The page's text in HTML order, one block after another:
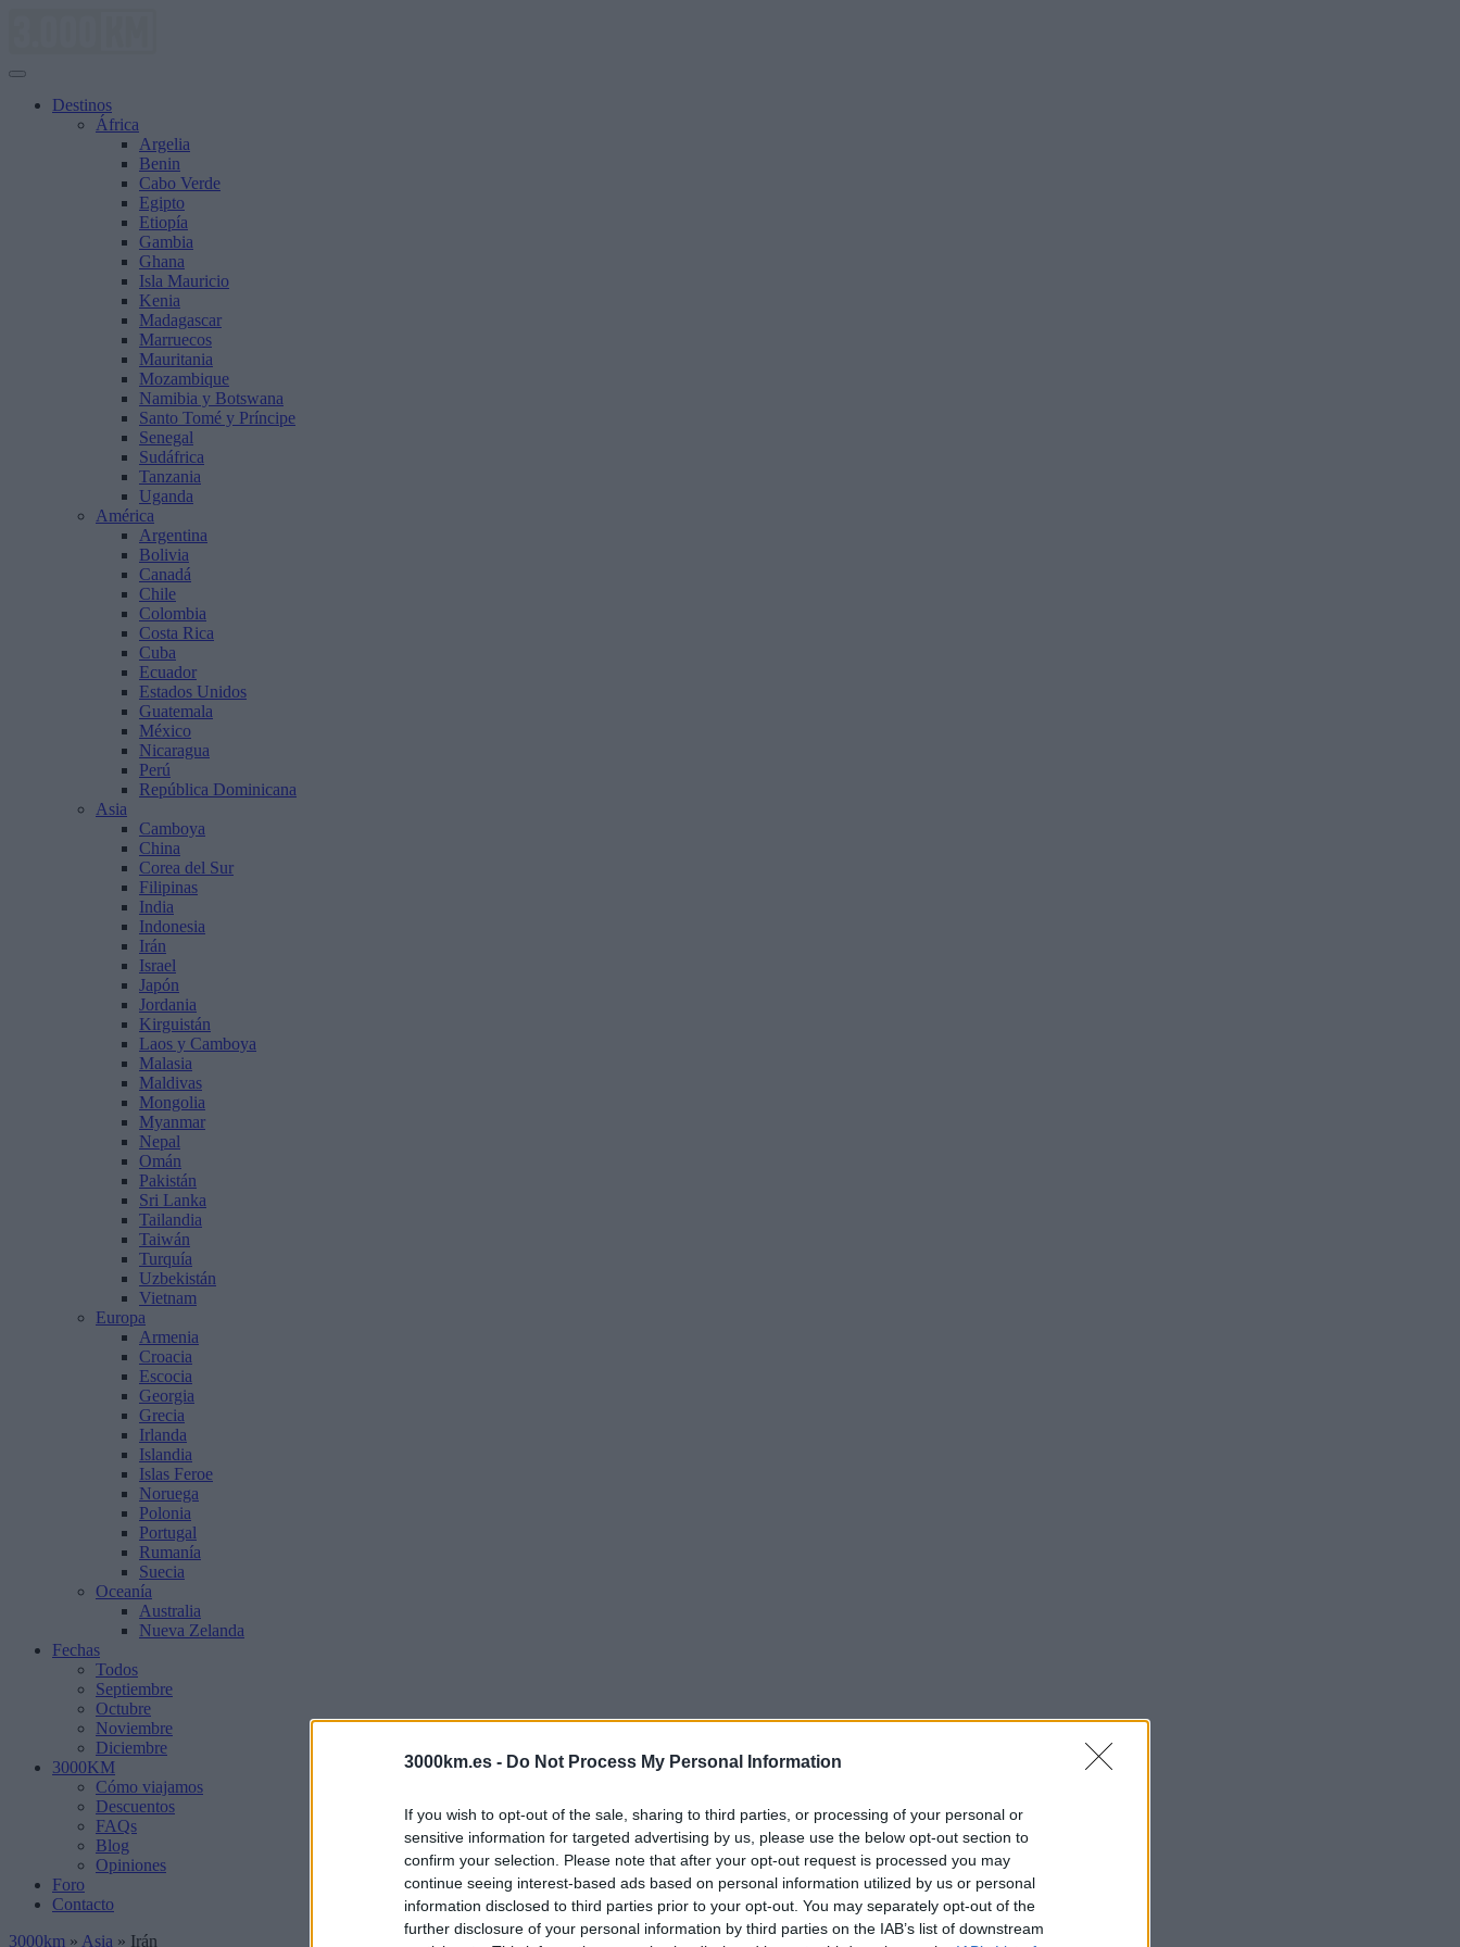
3000km.es - Do Not Process My Personal Information
If you wish to opt-out of the sale, sharing to third parties, or processing of your personal or
sensitive information for targeted advertising by us, please use the below opt-out section to
confirm your selection. Please note that after your opt-out request is processed you may
continue seeing interest-based ads based on personal information utilized by us or personal
information disclosed to third parties prior to your opt-out. You may separately opt-out of the
further disclosure of your personal information by third parties on the IAB’s list of downstream
Destinos
África
Argelia
Benin
Cabo Verde
Egipto
Etiopía
Gambia
Ghana
Isla Mauricio
Kenia
Madagascar
Marruecos
Mauritania
Mozambique
Namibia y Botswana
Santo Tomé y Príncipe
Senegal
Sudáfrica
Tanzania
Uganda
América
Argentina
Bolivia
Canadá
Chile
Colombia
Costa Rica
Cuba
Ecuador
Estados Unidos
Guatemala
México
Nicaragua
Perú
República Dominicana
Asia
Camboya
China
Corea del Sur
Filipinas
India
Indonesia
Irán
Israel
Japón
Jordania
Kirguistán
Laos y Camboya
Malasia
Maldivas
Mongolia
Myanmar
Nepal
Omán
Pakistán
Sri Lanka
Tailandia
Taiwán
Turquía
Uzbekistán
Vietnam
Europa
Armenia
Croacia
Escocia
Georgia
Grecia
Irlanda
Islandia
Islas Feroe
Noruega
Polonia
Portugal
Rumanía
Suecia
Oceanía
Australia
Nueva Zelanda
Fechas
Todos
Septiembre
Octubre
Noviembre
Diciembre
3000KM
Cómo viajamos
Descuentos
FAQs
Blog
Opiniones
Foro
Contacto
3000km » Asia » Irán